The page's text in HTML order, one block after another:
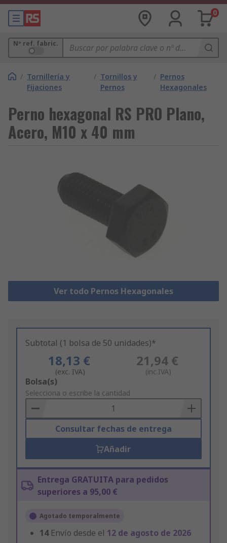
0
Nº ref. fabric.
/ Tornillería y
Fijaciones
/ Tornillos y
Pernos
/ Pernos
Hexagonales
Perno hexagonal RS PRO Plano,
Acero, M10 x 40 mm
Ver todo Pernos Hexagonales
Subtotal (1 bolsa de 50 unidades)*
18,13 €
(exc. IVA)
21,94 €
(inc.IVA)
Add
to
Basket
Bolsa(s)
Selecciona o escribe la cantidad
Consultar fechas de entrega
Añadir
Entrega GRATUITA para pedidos
superiores a 95,00 €
Agotado temporalmente
14 Envío desde el 12 de agosto de 2026